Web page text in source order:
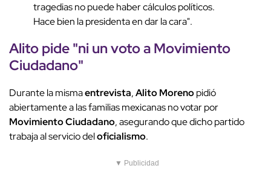
tragedias no puede haber cálculos políticos.
Hace bien la presidenta en dar la cara".
Alitopide "ni un votoaMovimiento
Ciudadano"
Durante la mismaentrevista,AlitoMorenopidió
abiertamente a las familias mexicanas no votar por
Movimiento Ciudadano, asegurando que dicho partido
trabaja al servicio deloficialismo.
▼ Publicidad